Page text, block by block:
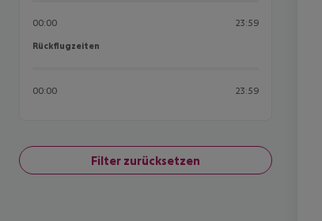
00:00 23:59
Rückflugzeiten
Rückflugzeiten
00:00 23:59
Filter zurücksetzen